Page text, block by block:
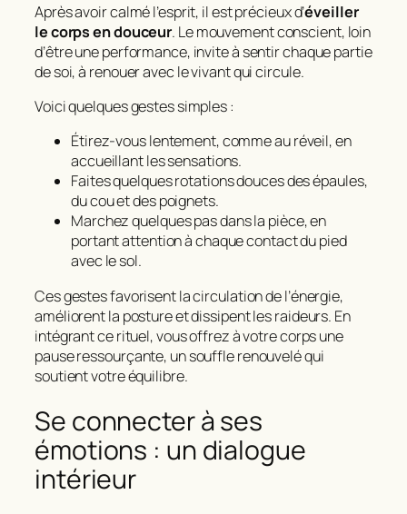
Après avoir calmé l’esprit, il est précieux d’éveiller
le corps en douceur. Le mouvement conscient, loin
d’être une performance, invite à sentir chaque partie
de soi, à renouer avec le vivant qui circule.
Voici quelques gestes simples :
Étirez-vous lentement, comme au réveil, en
accueillant les sensations.
Faites quelques rotations douces des épaules,
du cou et des poignets.
Marchez quelques pas dans la pièce, en
portant attention à chaque contact du pied
avec le sol.
Ces gestes favorisent la circulation de l’énergie,
améliorent la posture et dissipent les raideurs. En
intégrant ce rituel, vous offrez à votre corps une
pause ressourçante, un souffle renouvelé qui
soutient votre équilibre.
Se connecter à ses
émotions : un dialogue
intérieur